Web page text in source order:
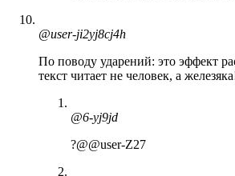
@user-ji2yj8cj4h
По поводу ударений: это эффект
текст читает не человек, а
@6-yj9jd
?​@@user-Z27